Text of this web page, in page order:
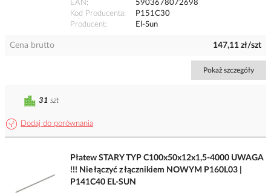
EAN
5903678072698
Kod Producenta
P151C30
Producent
El-Sun
Cena brutto 147,11 zł/szt
Pokaż szczegóły
Dodaj do porównania
31 szt
Płatew STARY TYP C100x50x12x1,5-4000 UWAGA
!!! Nie łączyć z łącznikiem NOWYM P160L03 |
P141C40 EL-SUN